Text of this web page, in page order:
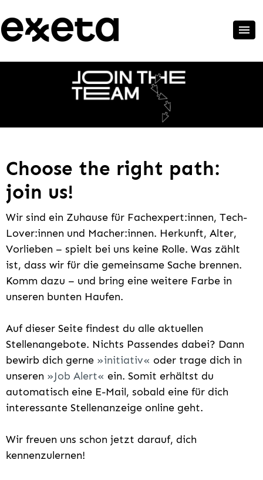
Choose the right path:
join us!
Wir sind ein Zuhause für Fachexpert:innen, Tech-
Lover:innen und Macher:innen. Herkunft, Alter,
Vorlieben – spielt bei uns keine Rolle. Was zählt
ist, dass wir für die gemeinsame Sache brennen.
Komm dazu – und bring eine weitere Farbe in
unseren bunten Haufen.
Auf dieser Seite findest du alle aktuellen
Stellenangebote. Nichts Passendes dabei? Dann
bewirb dich gerne
initiativ
oder trage dich in
unseren
Job Alert
ein. Somit erhältst du
automatisch eine E-Mail, sobald eine für dich
interessante Stellenanzeige online geht.
Wir freuen uns schon jetzt darauf, dich
kennenzulernen!